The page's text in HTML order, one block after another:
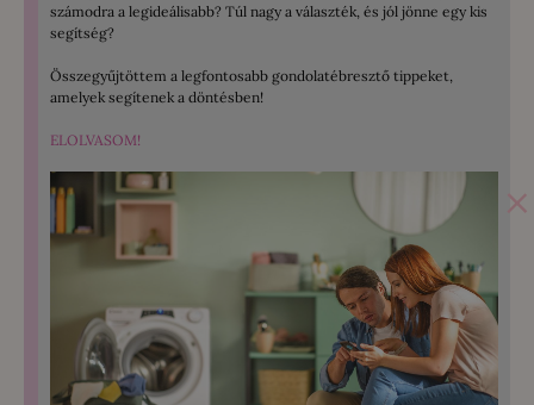
számodra a legideálisabb? Túl nagy a választék, és jól jönne egy kis
segítség?
Összegyűjtöttem a legfontosabb gondolatébresztő tippeket,
amelyek segítenek a döntésben!
ELOLVASOM!
×